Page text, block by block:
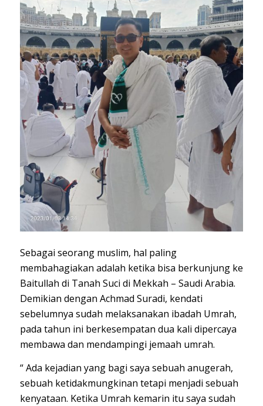
Sebagai seorang muslim, hal paling
membahagiakan adalah ketika bisa berkunjung ke
Baitullah di Tanah Suci di Mekkah – Saudi Arabia.
Demikian dengan Achmad Suradi, kendati
sebelumnya sudah melaksanakan ibadah Umrah,
pada tahun ini berkesempatan dua kali dipercaya
membawa dan mendampingi jemaah umrah.
“ Ada kejadian yang bagi saya sebuah anugerah,
sebuah ketidakmungkinan tetapi menjadi sebuah
kenyataan. Ketika Umrah kemarin itu saya sudah